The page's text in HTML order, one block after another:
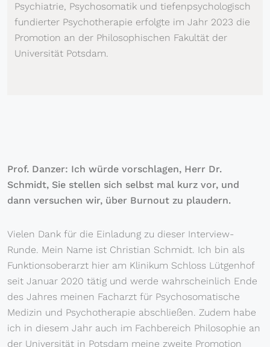
Psychiatrie, Psychosomatik und tiefenpsychologisch
fundierter Psychotherapie erfolgte im Jahr 2023 die
Promotion an der Philosophischen Fakultät der
Universität Potsdam.
Prof. Danzer: Ich würde vorschlagen, Herr Dr.
Schmidt, Sie stellen sich selbst mal kurz vor, und
dann versuchen wir, über Burnout zu plaudern.
Vielen Dank für die Einladung zu dieser Interview-
Runde. Mein Name ist Christian Schmidt. Ich bin als
Funktionsoberarzt hier am Klinikum Schloss Lütgenhof
seit Januar 2020 tätig und werde wahrscheinlich Ende
des Jahres meinen Facharzt für Psychosomatische
Medizin und Psychotherapie abschließen. Zudem habe
ich in diesem Jahr auch im Fachbereich Philosophie an
der Universität in Potsdam meine zweite Promotion